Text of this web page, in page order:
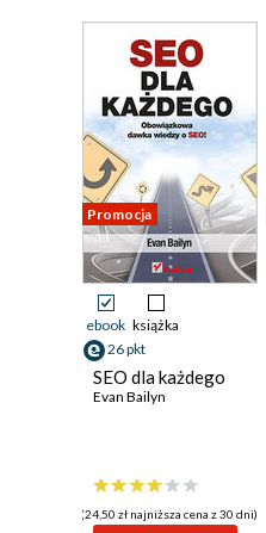
Promocja
ebook książka
26 pkt
SEO dla każdego
Evan Bailyn
(24,50 zł najniższa cena z 30 dni)